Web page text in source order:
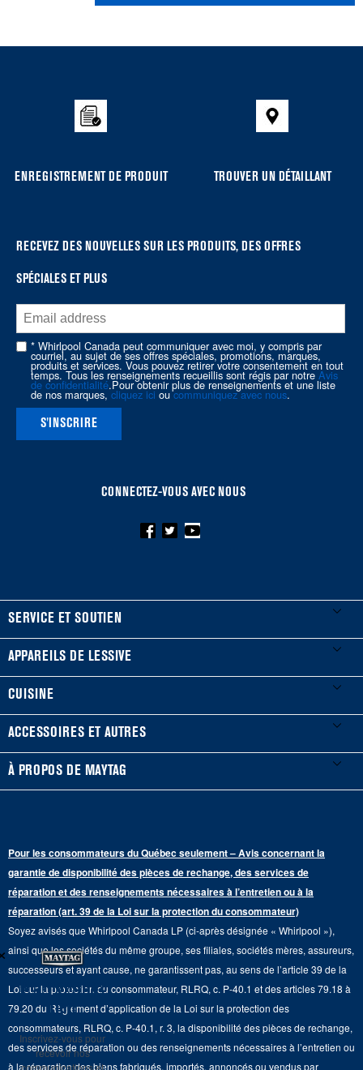
you
end
page
ENREGISTREMENT DE PRODUIT TROUVER UN DÉTAILLANT
RECEVEZ DES NOUVELLES SUR LES PRODUITS, DES OFFRES
SPÉCIALES ET PLUS
* Whirlpool Canada peut communiquer avec moi, y compris par
courriel, au sujet de ses offres spéciales, promotions, marques,
produits et services. Vous pouvez retirer votre consentement en tout
temps. Tous les renseignements recueillis sont régis par notre Avis
de confidentialité.Pour obtenir plus de renseignements et une liste
de nos marques, cliquez ici oucommuniquez avec nous.
S'INSCRIRE
CONNECTEZ-VOUS AVEC NOUS
FOOTER
SERVICE ET SOUTIEN
Mes électroménagers
Enregistrer un produit
Guides et documentation
Planifier une installation
Programmes de service prolongé
Pièces de rechange
Aide sur les produits
Suivre ma commande
Services de livraison et d'installation
Retours et échanges
Accessibilité
APPAREILS DE LESSIVE
Laveuses et sécheuses
Laveuses à chargement frontal
Laveuses à chargement vertical
Sécheuses au gaz
Piédestaux de lessive
Qualité Commerciale
Duos de Lessive
CUISINE
Réfrigérateurs
Portes françaises
Cuisinières
Fours muraux
Hottes
Fours à micro-ondes
ACCESSOIRES ET AUTRES
Accessoires
À PROPOS DE MAYTAG
Communiquez avec nous
Monsieur Maytag
Carrières
Whirlpool et Corporation
Whirlpool au Canada
Pour les consommateurs du Québec seulement – Avis concernant la
garantie de disponibilité des pièces de rechange, des services de
réparation et des renseignements nécessaires à l’entretien ou à la
réparation (art. 39 de la Loi sur la protection du consommateur)
Soyez avisés que Whirlpool Canada LP (ci-après désignée « Whirlpool »),
ainsi que les sociétés du même groupe, ses filiales, sociétés mères, assureurs,
successeurs et ayant cause, ne garantissent pas, au sens de l’article 39 de la
Loi sur la protection du consommateur, RLRQ, c. P-40.1 et des articles 79.18 à
79.20 du Règlement d’application de la Loi sur la protection des
consommateurs, RLRQ, c. P-40.1, r. 3, la disponibilité des pièces de rechange,
des services de réparation ou des renseignements nécessaires à l’entretien ou
à la réparation des biens fabriqués, importés, annoncés ou vendus par
Ne manquez
rien
Inscrivez-vous pour
recevoir nos